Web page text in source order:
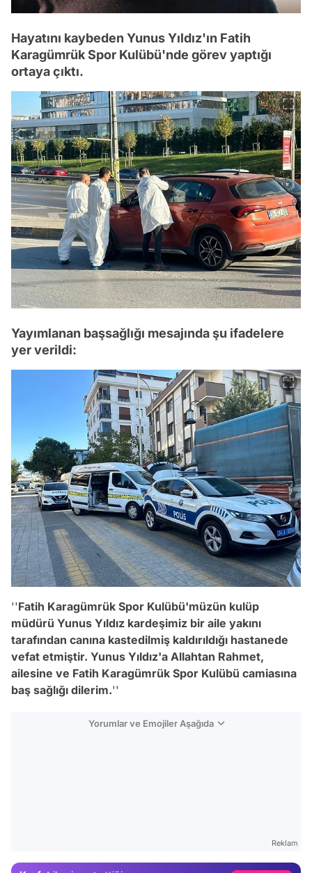
Hayatını kaybeden Yunus Yıldız'ın Fatih
Karagümrük Spor Kulübü'nde görev yaptığı
ortaya çıktı.
Yayımlanan başsağlığı mesajında şu ifadelere
yer verildi:
''Fatih Karagümrük Spor Kulübü'müzün kulüp
müdürü Yunus Yıldız kardeşimiz bir aile yakını
tarafından canına kastedilmiş kaldırıldığı hastanede
vefat etmiştir. Yunus Yıldız'a Allahtan Rahmet,
ailesine ve Fatih Karagümrük Spor Kulübü camiasına
baş sağlığı dilerim.''
Yorumlar ve Emojiler Aşağıda
Reklam